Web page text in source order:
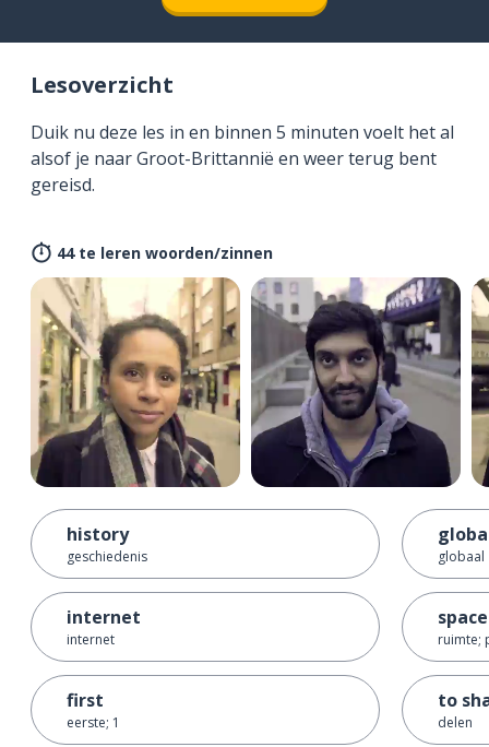
Lesoverzicht
Duik nu deze les in en binnen 5 minuten voelt het al
alsof je naar Groot-Brittannië en weer terug bent
gereisd.
44 te leren woorden/zinnen
history
geschiedenis
internet
internet
first
eerste; 1
globaal
space
ruimte;
to
delen